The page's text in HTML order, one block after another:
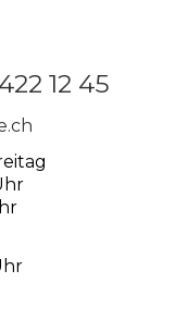
12 45